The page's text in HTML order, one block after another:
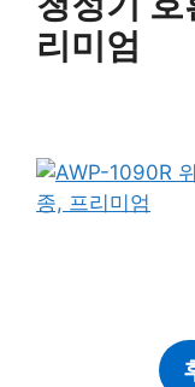
리미엄